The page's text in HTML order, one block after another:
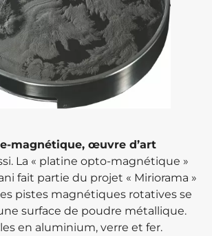
magnétique, œuvre d’art
La « platine opto-magnétique »
fait partie du projet « Miriorama »
pistes magnétiques rotatives se
surface de poudre métallique.
en aluminium, verre et fer.